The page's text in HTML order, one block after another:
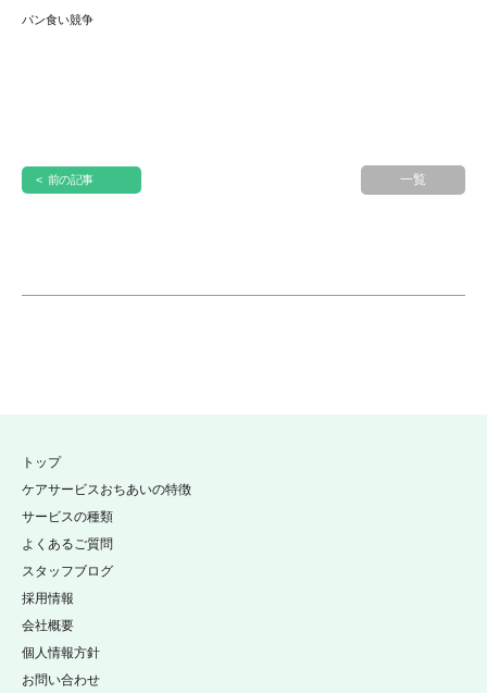
パン食い競争
< 前の記事 一覧
トップ
ケアサービスおちあいの特徴
サービスの種類
よくあるご質問
スタッフブログ
採用情報
会社概要
個人情報方針
お問い合わせ